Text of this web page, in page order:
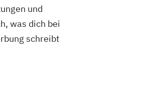
und
was dich bei
schreibt